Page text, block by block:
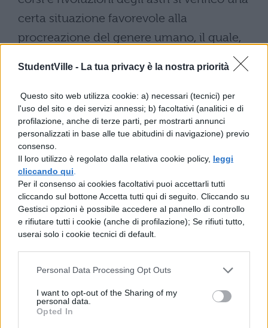
StudentVille - La tua privacy è la nostra priorità
Questo sito web utilizza cookie: a) necessari (tecnici) per
l'uso del sito e dei servizi annessi; b) facoltativi (analitici e di
profilazione, anche di terze parti, per mostrarti annunci
personalizzati in base alle tue abitudini di navigazione) previo
consenso.
Il loro utilizzo è regolato dalla relativa cookie policy, leggi
cliccando qui
Per il consenso ai cookies facoltativi puoi accettarli tutti
cliccando sul bottone Accetta tutti qui di seguito. Cliccando su
Gestisci opzioni è possibile accedere al pannello di controllo
e rifiutare tutti i cookie (anche di profilazione); Se rifiuti tutto,
userai solo i cookie tecnici di default.
Personal Data Processing Opt Outs
I want to opt-out of the Sharing of my
personal data.
Opted In
certa situazione favorevole alla
procreazione del genere umano, il quale,
sparso e diffuso sulla terra, sarebbe stato
accresciuto del divino dono dell'anima; e
mentre tutti gli elementi di cui sono
composti gli uomini, derivano dalla loro
natura mortale, perché sono elementi fragili
e caduchi, l'anima invece fu generata da
dio. Per questo in verità la nostra parentela
con i celesti può essere chiamata o
discendenza o stirpe. Fra così numerose
specie non c'è alcun essere vivente oltre
l'uomo, che abbia qualche conoscenza di
dio, né fra gli uomini stessi esiste alcun
popolo né tanto mite né tanto selvaggio, il
quale, pur ignorando quale dio convenga